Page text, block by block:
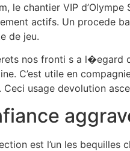
le chantier VIP
actifs. Un procede
de jeu.
nos fronti s a l�egard
C’est utile en
Ceci usage devolution
est l’un les bequilles